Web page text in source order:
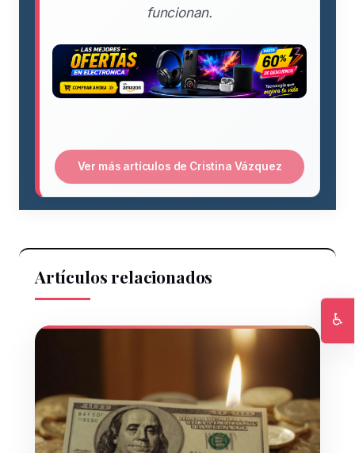
funcionan.
Ver más artículos de Cristina Vázquez
Artículos relacionados
♿